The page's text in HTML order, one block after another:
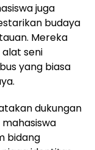
juga
budaya
Mereka
seni
yang biasa
dukungan
bidang